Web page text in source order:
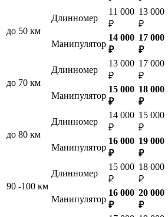
до 50 км
Длинномер
11 000
₽
13 000
₽
Манипулятор
14 000
₽
17 000
₽
до 70 км
Длинномер
13 000
₽
17 000
₽
Манипулятор
15 000
₽
18 000
₽
до 80 км
Длинномер
14 000
₽
15 000
₽
Манипулятор
16 000
₽
19 000
₽
90 -100 км
Длинномер
15 000
₽
18 000
₽
Манипулятор
16 000
₽
20 000
₽